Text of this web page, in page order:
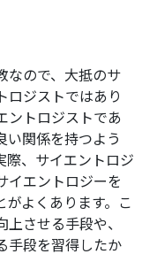
なので、大抵のサ
ロジストではあり
ントロジストであ
い関係を持つよう
際、サイエントロジ
イエントロジーを
よくあります。こ
させる手段や、
手段を習得したか